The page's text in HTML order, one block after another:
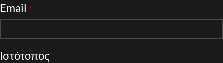
Email *
Ιστότοπος